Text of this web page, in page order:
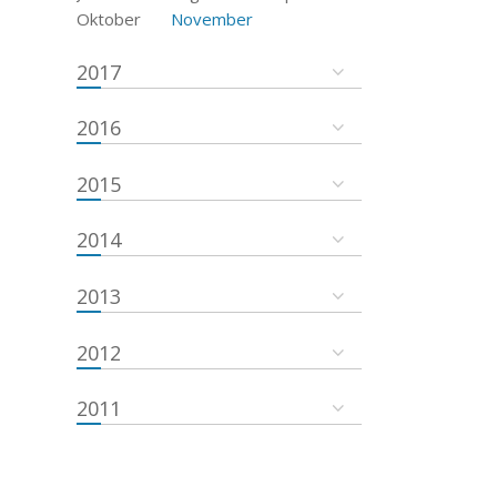
Oktober
November
2017
2016
2015
2014
2013
2012
2011